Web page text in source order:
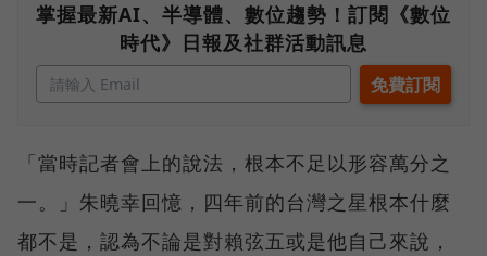
掌握最新AI、半導體、數位趨勢！訂閱《數位
時代》日報及社群活動訊息
「當時記者會上的說法，根本不足以形容萬分之
一。」朱曉幸回憶，四年前的台灣之星根本什麼
都不是，認為不論是對賴弦五或是他自己來說，